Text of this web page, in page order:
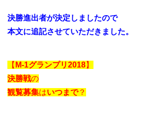
決勝進出者が決定しましたので
本文に追記させていただきました。
【 M-1グランプリ2018】
決勝戦の
観覧募集はいつまで？